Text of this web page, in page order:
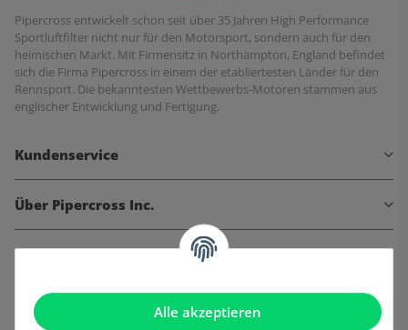
Alle akzeptieren
Pipercross entwickelt schon seit über 35 Jahren High Performance
Sportluftfilter nicht nur für den Motorsport, sondern auch für den
heimischen Markt. Mit Firmensitz in Northampton, England befindet
sich die Firma Pipercross in einem der etabliertesten Länder für den
Rennsport. Die bekanntesten Wettbewerbs-Motoren stammen aus
englischer Entwicklung und Fertigung.
Kundenservice
Über Pipercross Inc.
Informationen
Gesetzliche Informationen